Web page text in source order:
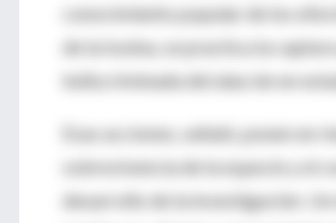
conocimiento popular de los
de la toxina, se practica la
indiscriminada del alacrán en
Esas acciones, señaló, ponen en
sobrevivencia de la especie y el
desarrollo de la investigación.